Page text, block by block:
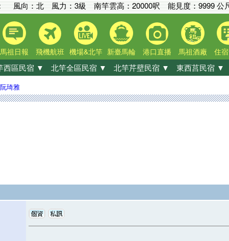
風向：北 風力：3級南竿雲高：20000呎能見度：9999 公
馬祖日報 飛機航班 機場&北竿 新臺馬輪 港口直播 馬祖酒廠 住
西區民宿 ▼ 北竿全區民宿 ▼ 北竿芹壁民宿 ▼ 東西莒民宿 ▼
阮琦雅